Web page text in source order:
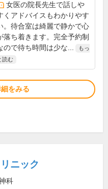
女医の院長先生で話しや
くアドバイスもわかりやす
。待合室は綺麗で静かで心
落ち着きます。完全予約制
ので待ち時間は少な...
もっ
読む
をみる
ニック
科